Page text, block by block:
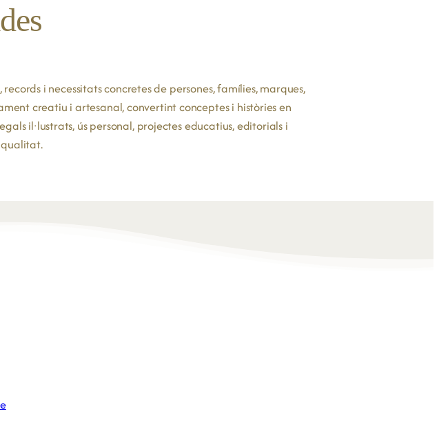
i necessitats concretes de persones, famílies, marques,
creatiu i artesanal, convertint conceptes i històries en
il·lustrats, ús personal, projectes educatius, editorials i
qualitat.